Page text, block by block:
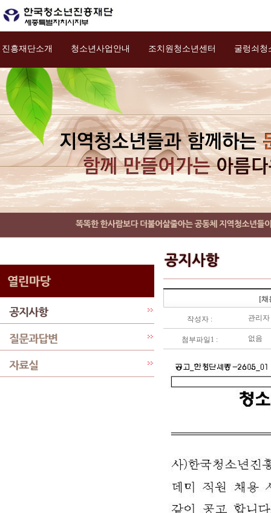
진흥재단소개 청소년사업안내 조치원청소년센터 굴렁쇠청
[채
작성자 : 관리자
첨부파일1 : 없음